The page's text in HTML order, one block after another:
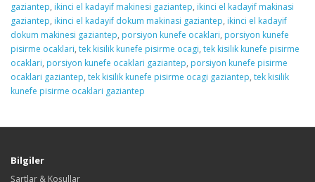
gaziantep, ikinci el kadayif makinesi gaziantep, ikinci el kadayif makinasi
gaziantep, ikinci el kadayif dokum makinasi gaziantep, ikinci el kadayif
dokum makinesi gaziantep, porsiyon kunefe ocaklari, porsiyon kunefe
pisirme ocaklari, tek kisilik kunefe pisirme ocagi, tek kisilik kunefe pisirme
ocaklari, porsiyon kunefe ocaklari gaziantep, porsiyon kunefe pisirme
ocaklari gaziantep, tek kisilik kunefe pisirme ocagi gaziantep, tek kisilik
kunefe pisirme ocaklari gaziantep
Bilgiler
Şartlar & Koşullar